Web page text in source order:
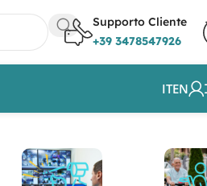
Supporto Cliente
+39 3478547926
ITEN